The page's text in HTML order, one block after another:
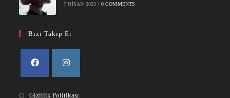
7 NISAN 2023 / 0 COMMENTS
Bizi Takip Et
Gizlilik Politikası